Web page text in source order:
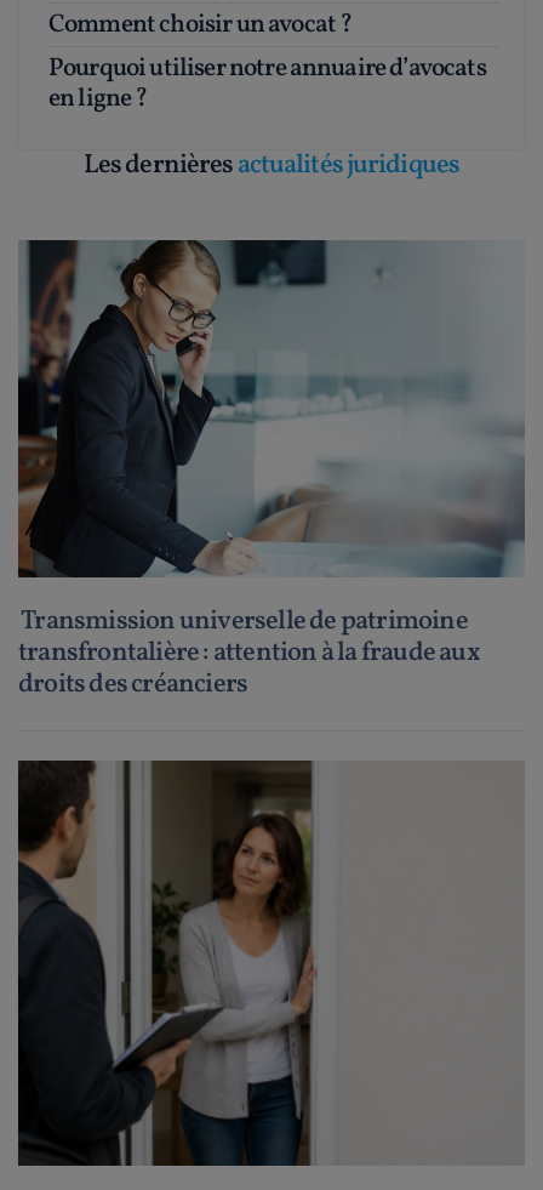
Comment choisir un avocat ?
Pourquoi utiliser notre annuaire d’avocats
en ligne ?
Les dernièresactualités juridiques
Transmission universelle de patrimoine
transfrontalière : attention à la fraude aux
droits des créanciers